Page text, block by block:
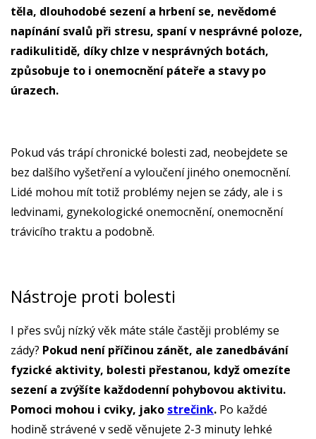
těla, dlouhodobé sezení a hrbení se, nevědomé
napínání svalů při stresu, spaní v nesprávné poloze,
radikulitidě, díky chlze v nesprávných botách,
způsobuje to i onemocnění páteře a stavy po
úrazech.
Pokud vás trápí chronické bolesti zad, neobejdete se
bez dalšího vyšetření a vyloučení jiného onemocnění.
Lidé mohou mít totiž problémy nejen se zády, ale i s
ledvinami, gynekologické onemocnění, onemocnění
trávicího traktu a podobně.
Nástroje proti bolesti
I přes svůj nízký věk máte stále častěji problémy se
zády? Pokud není příčinou zánět, ale zanedbávání
fyzické aktivity, bolesti přestanou, když omezíte
sezení a zvýšíte každodenní pohybovou aktivitu.
Pomoci mohou i cviky, jako strečink. Po každé
hodině strávené v sedě věnujete 2-3 minuty lehké